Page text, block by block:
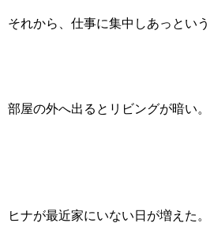
それから、仕事に集中しあっとい
部屋の外へ出るとリビングが暗い。
ヒナが最近家にいない日が増えた。